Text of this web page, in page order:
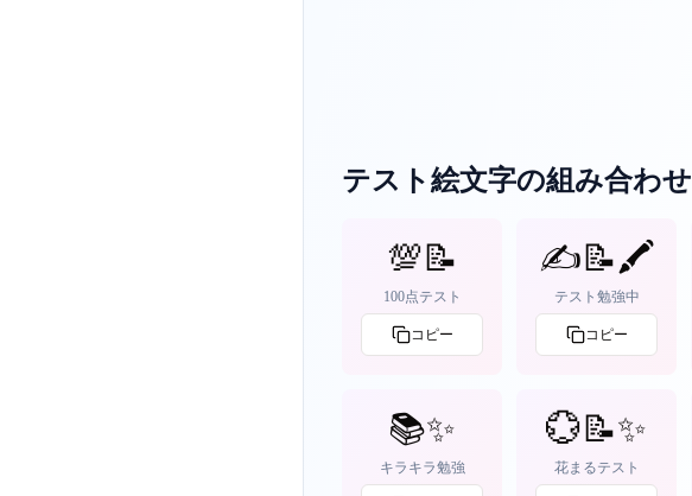
テスト絵文字の組み合わせ
💯📝
100点テスト
コピー
✍📝🖍
テスト勉強中
コピー
📚✨
キラキラ勉強
💮📝✨
花まるテスト